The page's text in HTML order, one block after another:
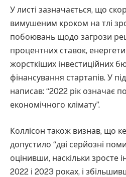
У листі зазначається, що
вимушеним кроком на тлі
побоювань щодо загрози
процентних ставок,
жорсткіших інвестиційних
фінансування стартапів. У
написав: “2022 рік означає
економічного клімату”.
Коллісон також визнав, що
допустило “дві серйозні
оцінивши, наскільки зросте
2022 і 2023 роках, і